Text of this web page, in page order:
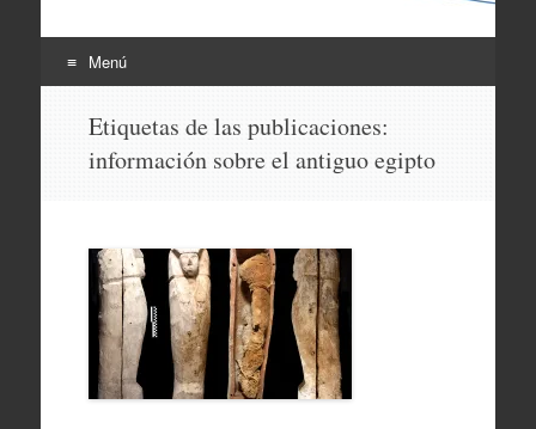
Menú
contenido
Etiquetas de las publicaciones:
información sobre el antiguo egipto